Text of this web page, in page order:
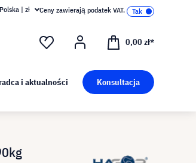
Polska | zł Ceny zawierają podatek VAT.
0,00 zł*
i aktualności Konsultacja